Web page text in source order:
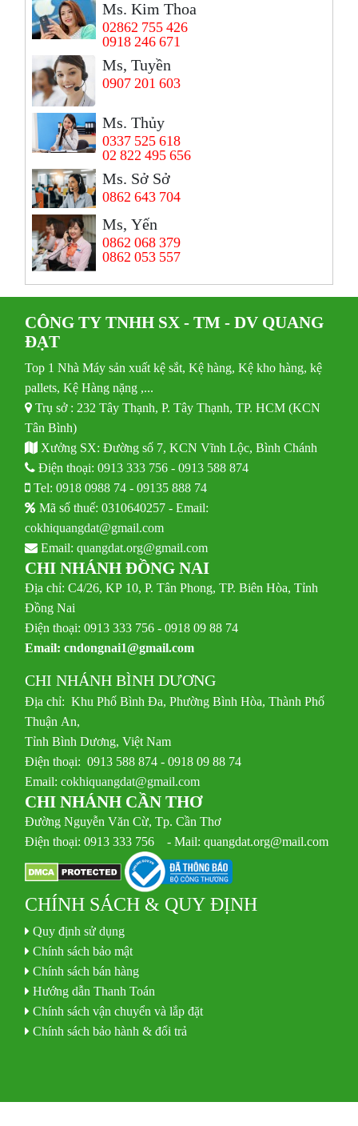
Ms. Kim Thoa
02862 755 426
0918 246 671
Ms, Tuyền
0907 201 603
Ms. Thủy
0337 525 618
02 822 495 656
Ms. Sở Sở
0862 643 704
Ms, Yến
0862 068 379
0862 053 557
CÔNG TY TNHH SX - TM - DV QUANG
ĐẠT
Top 1 Nhà Máy sản xuất kệ sắt, Kệ hàng, Kệ kho hàng, kệ
pallets, Kệ Hàng nặng ,...
Trụ sở : 232 Tây Thạnh, P. Tây Thạnh, TP. HCM (KCN
Tân Bình)
Xưởng SX: Đường số 7, KCN Vĩnh Lộc, Bình Chánh
Điện thoại:0913 333 756 -0913 588 874
Tel:0918 0988 74 -09135 888 74
Mã số thuế: 0310640257 - Email:
cokhiquangdat@gmail.com
Email:quangdat.org@gmail.com
CHI NHÁNH ĐỒNG NAI
Địa chỉ: C4/26, KP 10, P. Tân Phong, TP. Biên Hòa, Tỉnh
Đồng Nai
Điện thoại: 0913 333 756 - 0918 09 88 74
Email:cndongnai1@gmail.com
CHI NHÁNH BÌNH DƯƠNG
Địa chỉ: Khu Phố Bình Đa, Phường Bình Hòa, Thành Phố
Thuận An,
Tỉnh Bình Dương, Việt Nam
Điện thoại: 0913 588 874 - 0918 09 88 74
Email:cokhiquangdat@gmail.com
CHI NHÁNH CẦN THƠ
Đường Nguyễn Văn Cừ, Tp. Cần Thơ
Điện thoại: 0913 333 756 - Mail: quangdat.org@mail.com
CHÍNH SÁCH & QUY ĐỊNH
Quy định sử dụng
Chính sách bảo mật
Chính sách bán hàng
Hướng dẫn Thanh Toán
Chính sách vận chuyển và lắp đặt
Chính sách bảo hành & đổi trả